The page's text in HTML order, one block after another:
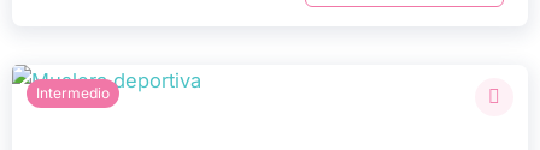
Intermedio